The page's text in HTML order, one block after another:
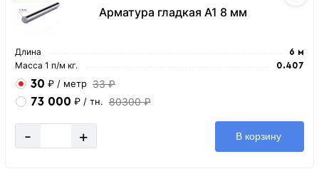
Арматура гладкая А1 8 мм
Длина 6 м
Масса 1 п/м кг. 0.407
30 ₽ / метр 33 ₽
73 000 ₽ / тн. 80300 ₽
- + В корзину